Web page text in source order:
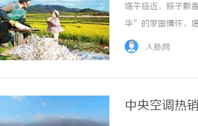
端午临近，粽子飘
华”的家国情怀，
十四味完整体系融
人脉网
中央空调热